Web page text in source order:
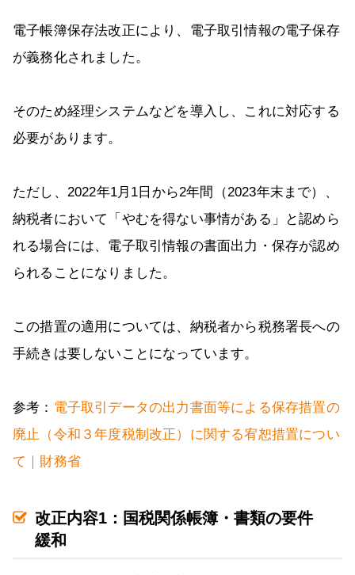
電子帳簿保存法改正により、電子取引情報の電子保存
が義務化されました。
そのため経理システムなどを導入し、これに対応する
必要があります。
ただし、2022年1月1日から2年間（2023年末まで）、
納税者において「やむを得ない事情がある」と認めら
れる場合には、電子取引情報の書面出力・保存が認め
られることになりました。
この措置の適用については、納税者から税務署長への
手続きは要しないことになっています。
参考： 電子取引データの出力書面等による保存措置の
廃止（令和３年度税制改正）に関する宥恕措置につい
て｜財務省
改正内容1：国税関係帳簿・書類の要件
緩和